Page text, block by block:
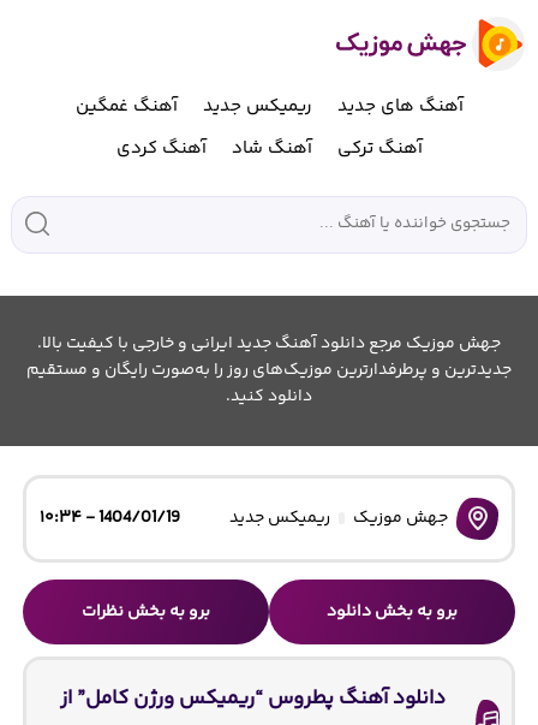
آهنگ های جدید ریمیکس جدید
آهنگ غمگین
آهنگ ترکی
آهنگ شاد آهنگ کردی
جهش موزیک مرجع دانلود آهنگ جدید ایرانی و خارجی با کیفیت بالا.
جدیدترین و پرطرفدارترین موزیک‌های روز را به‌صورت رایگان و مستقیم
دانلود کنید.
جهش موزیک ریمیکس جدید 1404/01/19 - ۱۰:۳۴
برو به بخش دانلود برو به بخش نظرات
دانلود آهنگ پطروس “ریمیکس ورژن کامل” از